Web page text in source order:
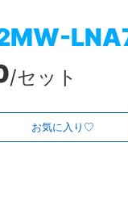
/セット
お気に入り